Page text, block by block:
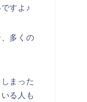
すよ♪
多くの
まった
る人も